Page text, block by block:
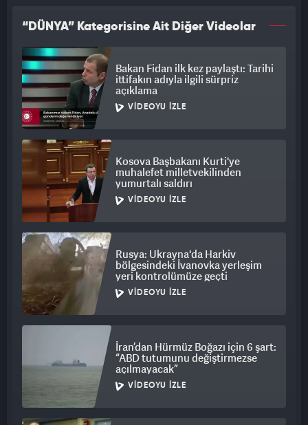
“DÜNYA” Kategorisine Ait Diğer Videolar
Bakan Fidan ilk kez paylaştı: Tarihi
ittifakın adıyla ilgili sürpriz
açıklama
VIDEOYU İZLE
Kosova Başbakanı Kurti'ye
muhalefet milletvekilinden
yumurtalı saldırı
VIDEOYU İZLE
Rusya: Ukrayna'da Harkiv
bölgesindeki İvanovka yerleşim
yeri kontrolümüze geçti
VIDEOYU İZLE
İran’dan Hürmüz Boğazı için 6 şart:
“ABD tutumunu değiştirmezse
açılmayacak”
VIDEOYU İZLE